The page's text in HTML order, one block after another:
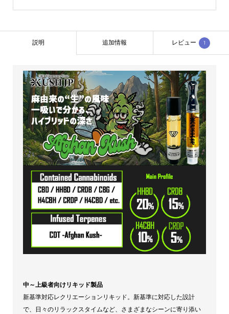
説明 追加情報 レビュー 1
中～上級者向けリキッド製品
新基準対応レクリエーションリキッド。新基準に対応した設計
で、日々のリラックスタイムなど、さまざまなシーンに寄り添い